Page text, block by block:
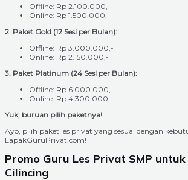
Offline: Rp 2.100.000,-
Online: Rp 1.500.000,-
2. Paket Gold (12 Sesi per Bulan):
Offline: Rp 3.000.000,-
Online: Rp 2.150.000,-
3. Paket Platinum (24 Sesi per Bulan):
Offline: Rp 6.000.000,-
Online: Rp 4.300.000,-
Yuk, buruan pilih paketnya!
Ayo, pilih paket les privat yang sesuai dengan
LapakGuruPrivat.com!
Promo Guru Les Privat SMP
Cilincing